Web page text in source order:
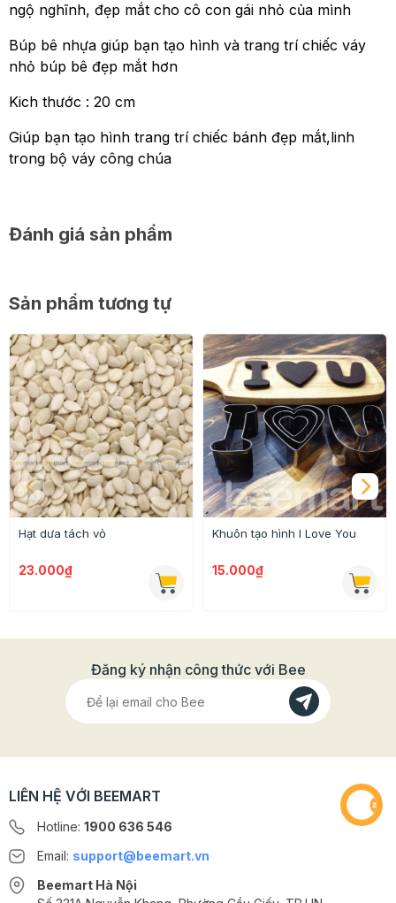
ngộ nghĩnh, đẹp mắt cho cô con gái nhỏ của mình
Búp bê nhựa giúp bạn tạo hình và trang trí chiếc váy
nhỏ búp bê đẹp mắt hơn
Kich thước : 20 cm
Giúp bạn tạo hình trang trí chiếc bánh đẹp mắt,linh
trong bộ váy công chúa
Đánh giá sản phẩm
Sản phẩm tương tự
Hạt dưa tách vỏ
23.000₫
Khuôn tạo hình I Love You
15.000₫
Đăng ký nhận công thức với Bee
LIÊN HỆ VỚI BEEMART
Hotline: 1900 636 546
Email: support@beemart.vn
Beemart Hà Nội